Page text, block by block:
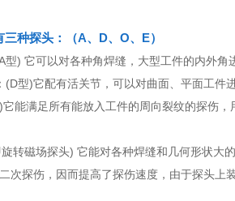
种探头：（A、D、O、E）
型) 它可以对各种角焊缝，大型工件的内外角
(D型)它配有活关节，可以对曲面、平面工件进
能满足所有能放入工件的周向裂纹的探伤
转磁场探头) 它能对各种焊缝和几何形状大
次探伤，因而提高了探伤速度，由于探头